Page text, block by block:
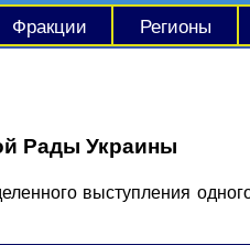
Фракции Регионы
Рады Украины
выступления